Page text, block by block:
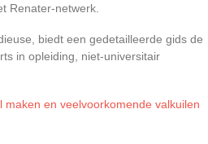
Renater-netwerk.
biedt een gedetailleerde gids de
in opleiding, niet-universitair
en veelvoorkomende valkuilen